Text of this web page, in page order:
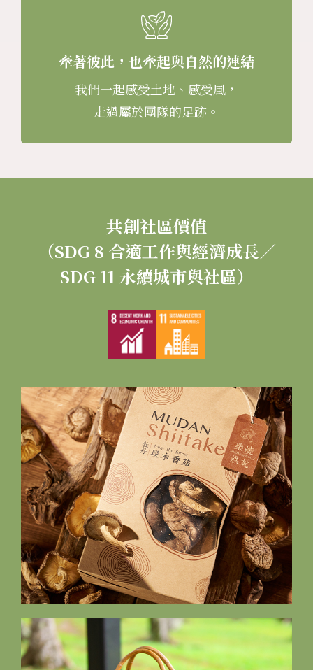
牽著彼此，也牽起與自然的連結
我們一起感受土地、感受風，
走過屬於團隊的足跡。
共創社區價值
（SDG 8 合適工作與經濟成長／
SDG 11 永續城市與社區）